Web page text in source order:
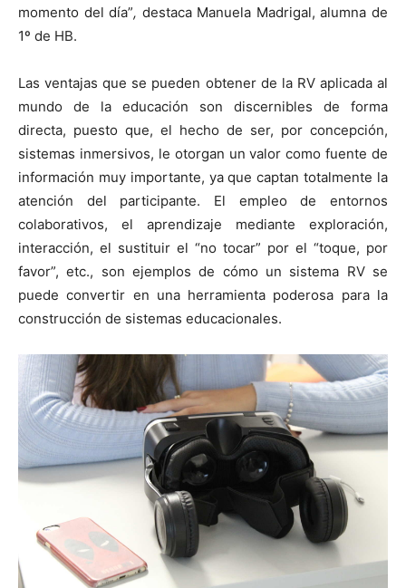
momento del día”, destaca Manuela Madrigal, alumna de
1º de HB.
Las ventajas que se pueden obtener de la RV aplicada al
mundo de la educación son discernibles de forma
directa, puesto que, el hecho de ser, por concepción,
sistemas inmersivos, le otorgan un valor como fuente de
información muy importante, ya que captan totalmente la
atención del participante. El empleo de entornos
colaborativos, el aprendizaje mediante exploración,
interacción, el sustituir el “no tocar” por el “toque, por
favor”, etc., son ejemplos de cómo un sistema RV se
puede convertir en una herramienta poderosa para la
construcción de sistemas educacionales.